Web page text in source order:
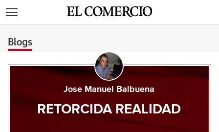
Blogs
Jose Manuel Balbuena
RETORCIDA REALIDAD